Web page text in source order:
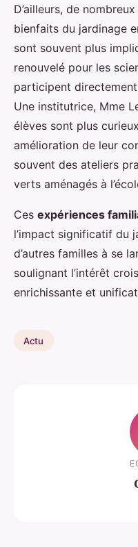
D’ailleurs, de nombreux
bienfaits du jardinage
sont souvent plus
renouvelé pour les
participent
Une institutrice, Mme
élèves sont plus
amélioration de leur
souvent des ateliers
verts aménagés à
Ces expériences
l’impact significatif du
d’autres familles à se
soulignant l’intérêt
enrichissante et
Actu